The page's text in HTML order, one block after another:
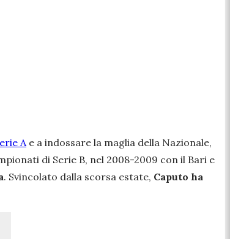
A e a indossare la maglia della Nazionale,
di Serie B, nel 2008-2009 con il Bari e
. Svincolato dalla scorsa estate, Caputo ha